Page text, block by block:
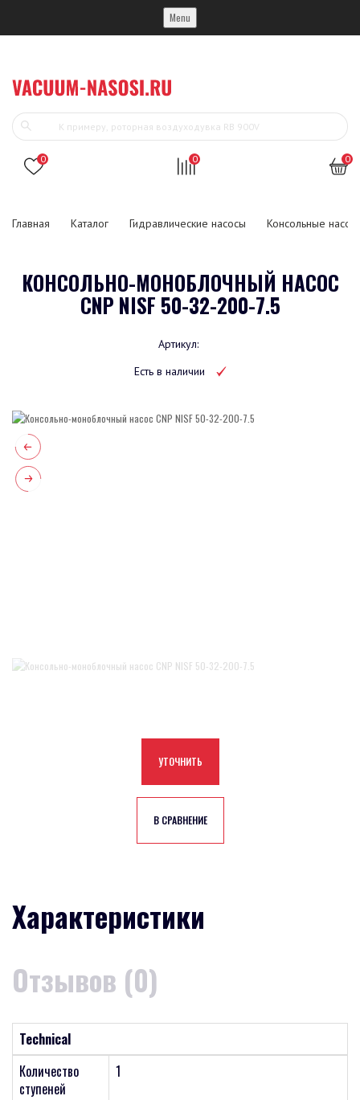
Menu
0 0 0
Главная Каталог Гидравлические насосы Консольные
КОНСОЛЬНО-МОНОБЛОЧНЫЙ НАСОС
CNP NISF 50-32-200-7.5
Артикул:
Есть в наличии
УТОЧНИТЬ
В СРАВНЕНИЕ
Характеристики
Отзывов (0)
Technical
Количество
ступеней
1